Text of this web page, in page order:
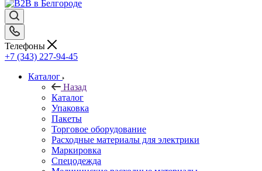
Телефоны
+7 (343) 227-94-45
Каталог
Назад
Каталог
Упаковка
Пакеты
Торговое оборудование
Расходные материалы для электрики
Маркировка
Спецодежда